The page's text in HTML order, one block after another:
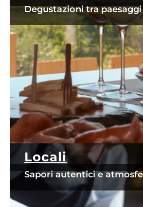
Degustazioni tra
Locali
Sapori autentici e